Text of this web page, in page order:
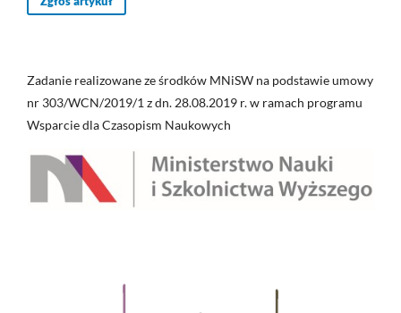
Zadanie realizowane ze środków MNiSW na podstawie umowy
nr 303/WCN/2019/1 z dn. 28.08.2019 r. w ramach programu
Wsparcie dla Czasopism Naukowych